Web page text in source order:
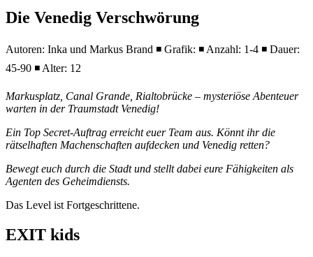
Die Venedig Verschwörung
Autoren: Inka und Markus Brand ◾ Grafik: ◾ Anzahl: 1-4 ◾ Dauer:
45-90 ◾ Alter: 12
Markusplatz, Canal Grande, Rialtobrücke – mysteriöse Abenteuer
warten in der Traumstadt Venedig!
Ein Top Secret-Auftrag erreicht euer Team aus. Könnt ihr die
rätselhaften Machenschaften aufdecken und Venedig retten?
Bewegt euch durch die Stadt und stellt dabei eure Fähigkeiten als
Agenten des Geheimdiensts.
Das Level ist Fortgeschrittene.
EXIT kids